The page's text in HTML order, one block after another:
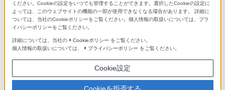
ソニーマーケティング株式会社
ソニーカスタマーサービス株式会社
被災者の方々に対しましては、謹んでお見舞い申し上げ
ますとともに、被災地の一日も早い復旧を心より祈念い
ください。Cookieの設定をいつでも管理することができます。選択したCookieの設定に
よっては、このウェブサイトの機能の一部が使用できなくなる場合があります。 詳細に
ついては、当社のCookieポリシーをご覧ください。個人情報の取扱いについては、プラ
イバシーポリシーをご覧ください。
詳細については、当社の Cookieポリシー をご覧ください。
個人情報の取扱いについては、
プライバシーポリシー をご覧ください。
Cookie設定